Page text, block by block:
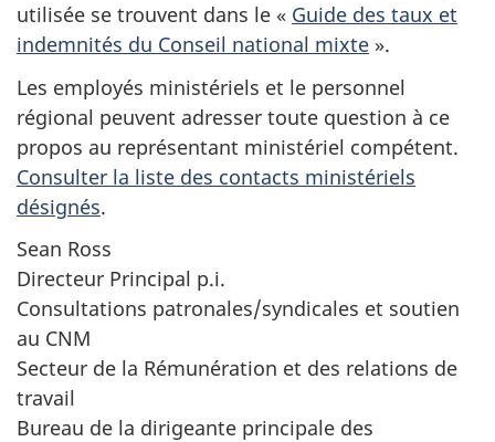
utilisée se trouvent dans le « Guide des taux et
indemnités du Conseil national mixte ».
Les employés ministériels et le personnel
régional peuvent adresser toute question à ce
propos au représentant ministériel compétent.
Consulter la liste des contacts ministériels
désignés.
Sean Ross
Directeur Principal p.i.
Consultations patronales/syndicales et soutien
au CNM
Secteur de la Rémunération et des relations de
travail
Bureau de la dirigeante principale des